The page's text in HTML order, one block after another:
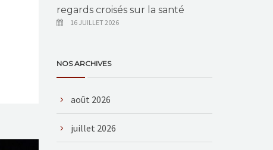
regards croisés sur la santé
16 JUILLET 2026
NOS ARCHIVES
août 2026
juillet 2026